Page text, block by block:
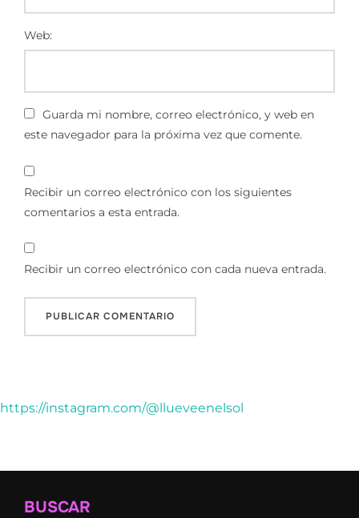
Web:
Guarda mi nombre, correo electrónico, y web en
este navegador para la próxima vez que comente.
Recibir un correo electrónico con los siguientes
comentarios a esta entrada.
Recibir un correo electrónico con cada nueva entrada.
https://instagram.com/@llueveenelsol
BUSCAR